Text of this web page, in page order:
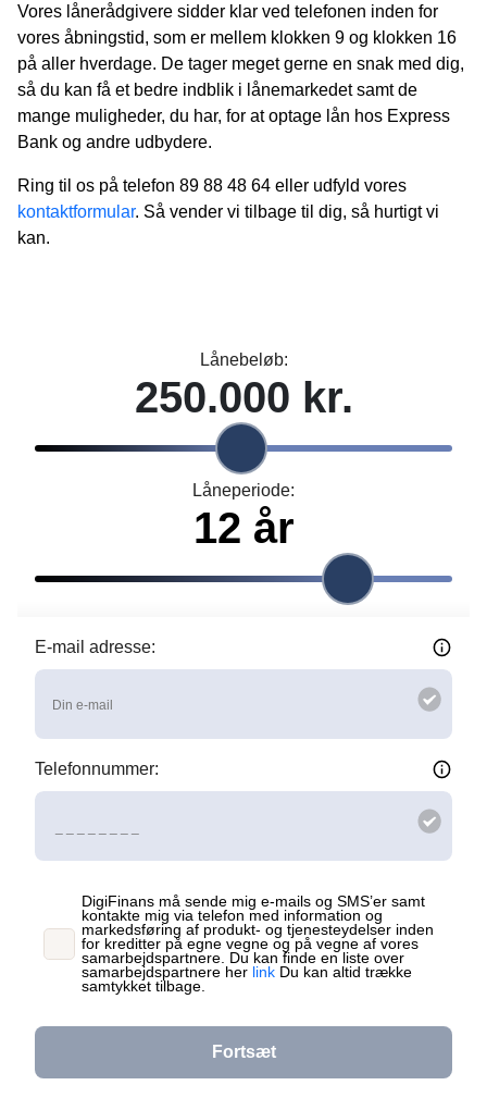
Vores lånerådgivere sidder klar ved telefonen inden for
vores åbningstid, som er mellem klokken 9 og klokken 16
på aller hverdage. De tager meget gerne en snak med dig,
så du kan få et bedre indblik i lånemarkedet samt de
mange muligheder, du har, for at optage lån hos Express
Bank og andre udbydere.
Ring til os på telefon 89 88 48 64 eller udfyld vores
kontaktformular. Så vender vi tilbage til dig, så hurtigt vi
kan.
Lånebeløb:
Låneperiode:
E-mail adresse:
Telefonnummer:
DigiFinans må sende mig e-mails og SMS’er samt
kontakte mig via telefon med information og
markedsføring af produkt- og tjenesteydelser inden
for kreditter på egne vegne og på vegne af vores
samarbejdspartnere. Du kan finde en liste over
samarbejdspartnere her link Du kan altid trække
samtykket tilbage.
Fortsæt